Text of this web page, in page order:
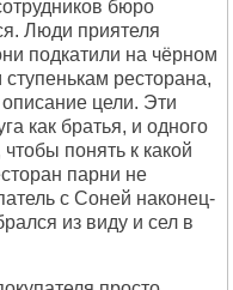
бюро
Люди приятеля
подкатили на чёрном
ресторана,
цели. Эти
как братья, и одного
понять к какой
парни не
с Соней наконец-
из виду и сел в